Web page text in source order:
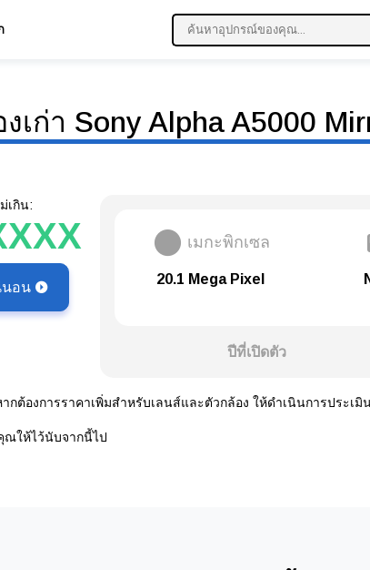
เก่า Sony Alpha A5000
เกิน:
นอน
เมกะพิกเซล
20.1 Mega Pixel
ปีที่เปิดตัว
ต้องการราคาเพิ่มสำหรับเลนส์และตัวกล้อง ให้ดำเนินการประเมิ
ณให้ไว้นับจากนี้ไป